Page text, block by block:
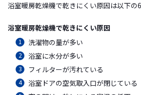
浴室暖房乾燥機で乾きにくい原因は以下の
浴室暖房乾燥機で乾きにくい原因
洗濯物の量が多い
浴室に水分が多い
フィルターが汚れている
浴室ドアの空気取入口が閉じている